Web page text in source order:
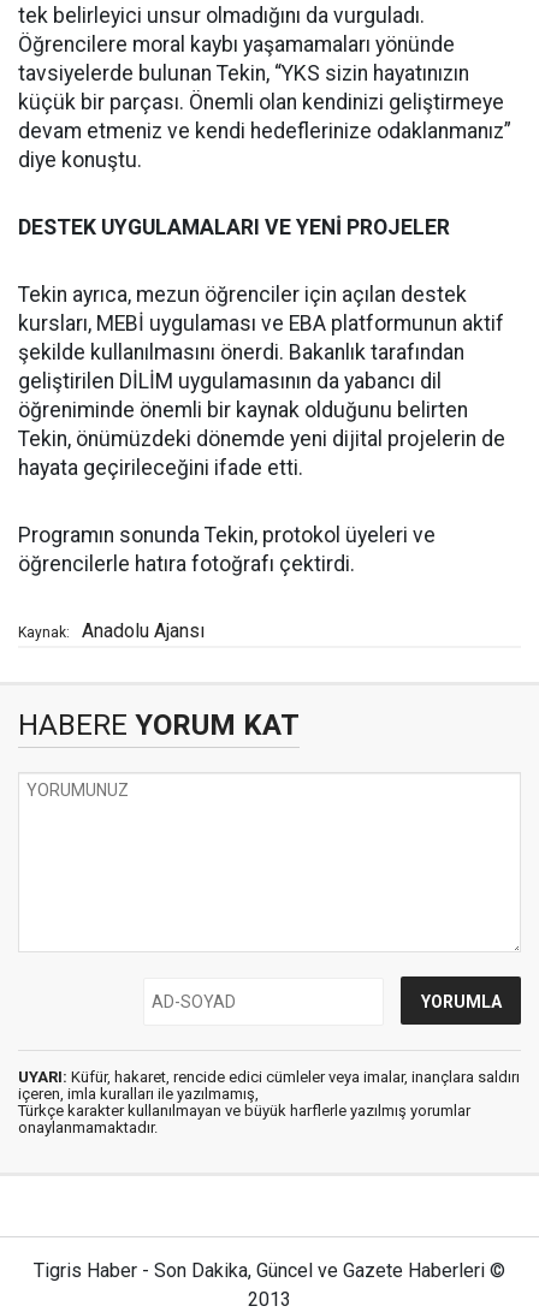
tek belirleyici unsur olmadığını da vurguladı.
Öğrencilere moral kaybı yaşamamaları yönünde
tavsiyelerde bulunan Tekin, “YKS sizin hayatınızın
küçük bir parçası. Önemli olan kendinizi geliştirmeye
devam etmeniz ve kendi hedeflerinize odaklanmanız”
diye konuştu.
DESTEK UYGULAMALARI VE YENİ PROJELER
Tekin ayrıca, mezun öğrenciler için açılan destek
kursları, MEBİ uygulaması ve EBA platformunun aktif
şekilde kullanılmasını önerdi. Bakanlık tarafından
geliştirilen DİLİM uygulamasının da yabancı dil
öğreniminde önemli bir kaynak olduğunu belirten
Tekin, önümüzdeki dönemde yeni dijital projelerin de
hayata geçirileceğini ifade etti.
Programın sonunda Tekin, protokol üyeleri ve
öğrencilerle hatıra fotoğrafı çektirdi.
Kaynak: Anadolu Ajansı
HABERE YORUM KAT
UYARI: Küfür, hakaret, rencide edici cümleler veya imalar, inançlara saldırı
içeren, imla kuralları ile yazılmamış,
Türkçe karakter kullanılmayan ve büyük harflerle yazılmış yorumlar
onaylanmamaktadır.
Tigris Haber - Son Dakika, Güncel ve Gazete Haberleri ©
2013